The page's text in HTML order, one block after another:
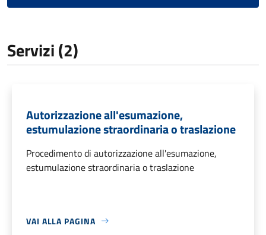
Servizi (2)
Autorizzazione all'esumazione,
estumulazione straordinaria o traslazione
Procedimento di autorizzazione all'esumazione,
estumulazione straordinaria o traslazione
VAI ALLA PAGINA